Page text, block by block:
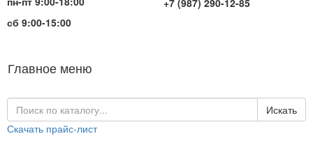
сб 9:00-15:00
+7 (987) 290-12-85
Главное меню
Искать
Скачать прайс-лист